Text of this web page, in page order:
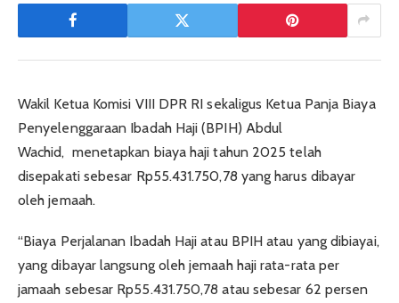
Wakil Ketua Komisi VIII DPR RI sekaligus Ketua Panja Biaya
Penyelenggaraan Ibadah Haji (BPIH) Abdul
Wachid, menetapkan biaya haji tahun 2025 telah
disepakati sebesar Rp55.431.750,78 yang harus dibayar
oleh jemaah.
“Biaya Perjalanan Ibadah Haji atau BPIH atau yang dibiayai,
yang dibayar langsung oleh jemaah haji rata-rata per
jamaah sebesar Rp55.431.750,78 atau sebesar 62 persen